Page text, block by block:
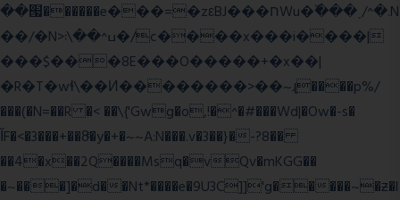
��՗������e���=�zεBJ���חWu�߰���˯/^�.N
��/�N>ߎ^��\܃�/c����x���i����|
���$���ܿ8E���O�����+�x��|
�R�T�wɬ\� �И��������>��~ɻ����p%/
���(�N=��R �< ��\{'Gwg�o,!�^�#���Wd|�Ow�-s�
ĬF�<�3���+��8ͣ�y�+�~~A:N���.v�3��}�-?8��
��4�x��2Q����Msq�vQv�mKGG��
�~���]�d��Nt*����e�9U3C]]'g�����~�ƶ�l